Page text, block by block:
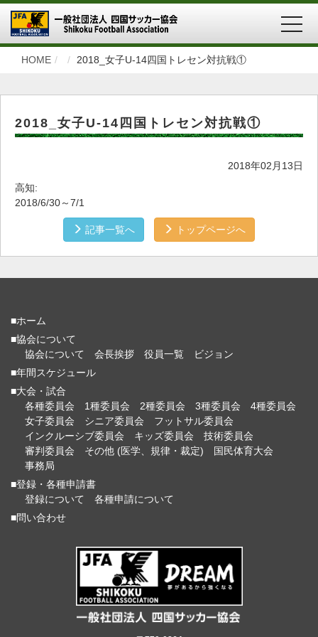
HOME 2018_女子U-14四国トレセン対抗戦①
2018_女子U-14四国トレセン対抗戦①
2018年02月13日
高知:
2018/6/30～7/1
記事一覧へ トップページへ
■ホーム
■協会について
協会について
会長挨拶 役員一覧
ビジョン
■年間スケジュール
■大会・試合
各種委員会
1種委員会 2種委員会 3種委員会
4種委員会
女子委員会
シニア委員会
フットサル委員会
インクルーシブ委員会
キッズ委員会
技術委員会
審判委員会
その他 (医学、規律・裁定)
国民体育大会
事務局
■登録・各種申請書
登録について
各種申請について
■問い合わせ